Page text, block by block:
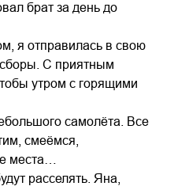
брат за день до
я отправилась в свою
сборы. С приятным
утром с горящими
самолёта. Все
смеёмся,
места…
расселять. Яна,